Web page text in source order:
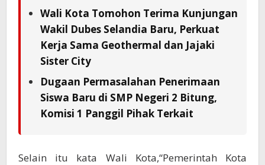
Wali Kota Tomohon Terima Kunjungan
Wakil Dubes Selandia Baru, Perkuat
Kerja Sama Geothermal dan Jajaki
Sister City
Dugaan Permasalahan Penerimaan
Siswa Baru di SMP Negeri 2 Bitung,
Komisi 1 Panggil Pihak Terkait
Selain itu kata Wali Kota,“Pemerintah Kota